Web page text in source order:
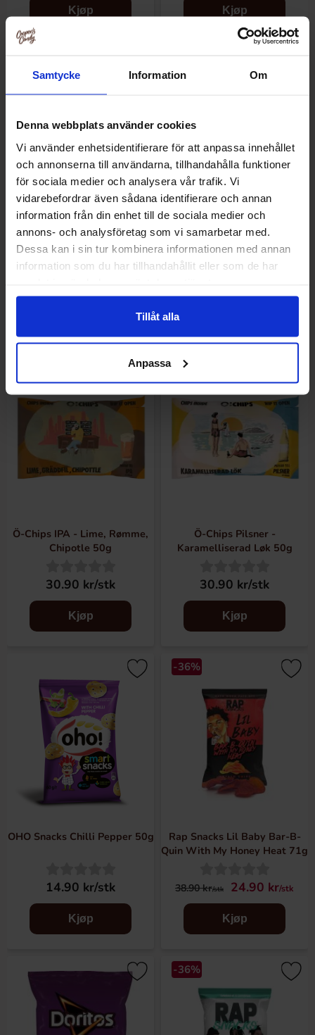
Samtycke Information Om
Denna webbplats använder cookies
Vi använder enhetsidentifierare för att anpassa innehållet
och annonserna till användarna, tillhandahålla funktioner
för sociala medier och analysera vår trafik. Vi
vidarebefordrar även sådana identifierare och annan
information från din enhet till de sociala medier och
annons- och analysföretag som vi samarbetar med.
Dessa kan i sin tur kombinera informationen med annan
information som du har tillhandahållit eller som de har
Tillåt alla
Anpassa
Kjøp Kjøp
Ö-Chips Rose - Mozarella &
Balsamicovinäger 50g
Takis Fuego 100g
Ö-Chips IPA - Lime, Rømme,
Chipotle 50g
30.90 kr/stk
Kjøp
Ö-Chips Pilsner -
Karamelliserad Løk 50g
30.90 kr/stk
Kjøp
OHO Snacks Chilli Pepper 50g
14.90 kr/stk
Kjøp
-36%
Rap Snacks Lil Baby Bar-B-
Quin With My Honey Heat 71g
38.90 kr/stk 24.90 kr/stk
Kjøp
-36%